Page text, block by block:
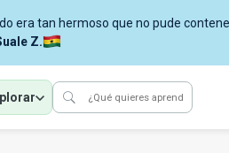
era tan hermoso que no pude
Z.